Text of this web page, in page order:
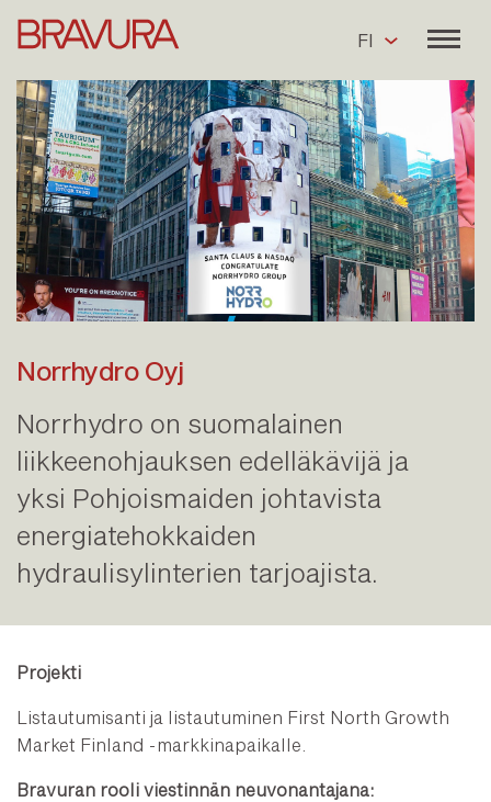
FI
Norrhydro Oyj
Norrhydro on suomalainen
liikkeenohjauksen edelläkävijä ja
yksi Pohjoismaiden johtavista
energiatehokkaiden
hydraulisylinterien tarjoajista.
Projekti
Listautumisanti ja listautuminen First North Growth
Market Finland -markkinapaikalle.
Bravuran rooli viestinnän neuvonantajana: